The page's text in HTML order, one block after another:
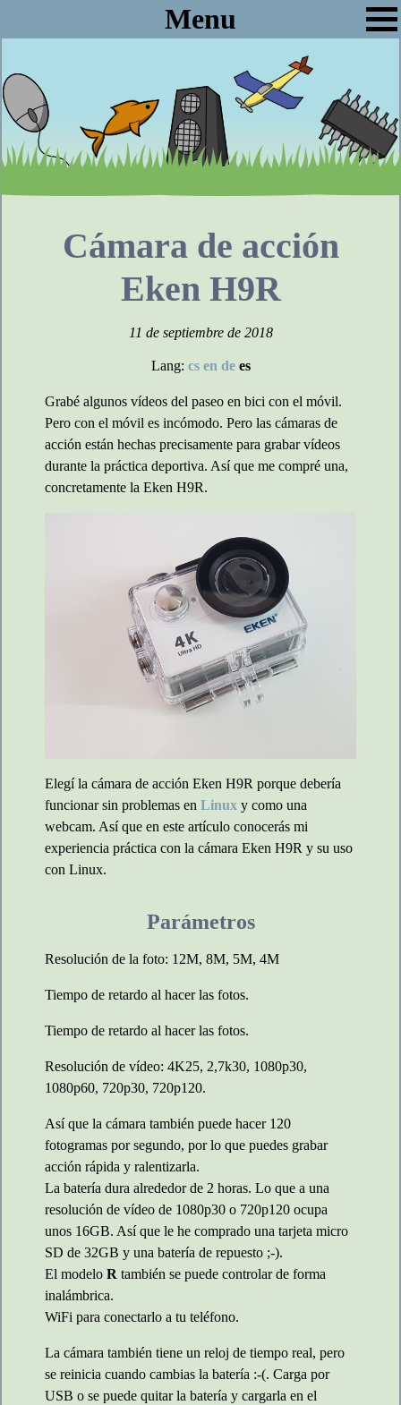
Menu
Cámara de acción
Eken H9R
11 de septiembre de 2018
Lang: cs en de es
Grabé algunos vídeos del paseo en bici con el móvil.
Pero con el móvil es incómodo. Pero las cámaras de
acción están hechas precisamente para grabar vídeos
durante la práctica deportiva. Así que me compré una,
concretamente la Eken H9R.
Elegí la cámara de acción Eken H9R porque debería
funcionar sin problemas en Linux y como una
webcam. Así que en este artículo conocerás mi
experiencia práctica con la cámara Eken H9R y su uso
con Linux.
Parámetros
Resolución de la foto: 12M, 8M, 5M, 4M
Tiempo de retardo al hacer las fotos.
Tiempo de retardo al hacer las fotos.
Resolución de vídeo: 4K25, 2,7k30, 1080p30,
1080p60, 720p30, 720p120.
Así que la cámara también puede hacer 120
fotogramas por segundo, por lo que puedes grabar
acción rápida y ralentizarla.
La batería dura alrededor de 2 horas. Lo que a una
resolución de vídeo de 1080p30 o 720p120 ocupa
unos 16GB. Así que le he comprado una tarjeta micro
SD de 32GB y una batería de repuesto ;-).
El modelo R también se puede controlar de forma
inalámbrica.
WiFi para conectarlo a tu teléfono.
La cámara también tiene un reloj de tiempo real, pero
se reinicia cuando cambias la batería :-(. Carga por
USB o se puede quitar la batería y cargarla en el